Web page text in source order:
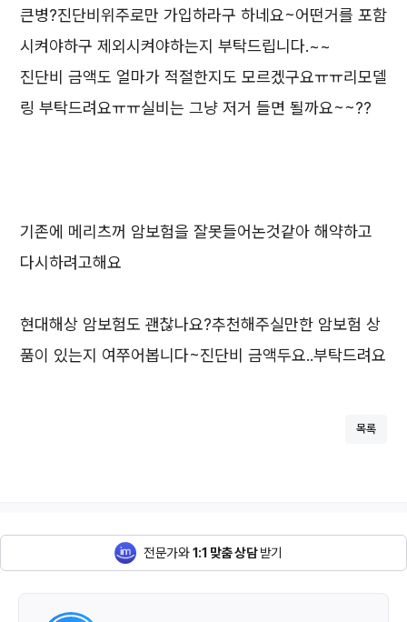
큰병?진단비위주로만 가입하라구 하네요~어떤거를 포함
시켜야하구 제외시켜야하는지 부탁드립니다.~~
진단비 금액도 얼마가 적절한지도 모르겠구요ㅠㅠ리모델
링 부탁드려요ㅠㅠ실비는 그냥 저거 들면 될까요~~??
기존에 메리츠꺼 암보험을 잘못들어논것같아 해약하고
다시하려고해요
현대해상 암보험도 괜찮나요?추천해주실만한 암보험 상
품이 있는지 여쭈어봅니다~진단비 금액두요..부탁드려요
목록
전문가와1:1 맞춤 상담받기